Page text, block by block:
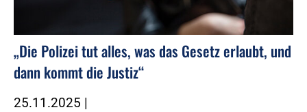
„Die Polizei tut alles, was das Gesetz erlaubt, und
dann kommt die Justiz“
25.11.2025 |